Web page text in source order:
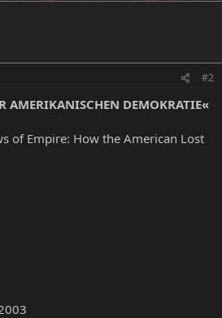
#2
AMERIKANISCHEN DEMOKRATIE«
of Empire: How the American Lost